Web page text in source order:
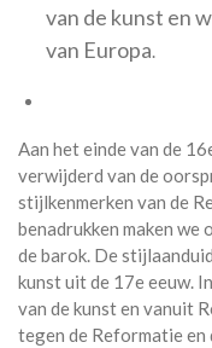
van de kunst en
van Europa.
Aan het einde van de
verwijderd van de
stijlkenmerken van de
benadrukken maken we
de barok. De
kunst uit de 17e eeuw.
van de kunst en vanuit
tegen de Reformatie en